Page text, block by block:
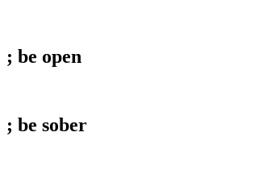
; be open
; be sober